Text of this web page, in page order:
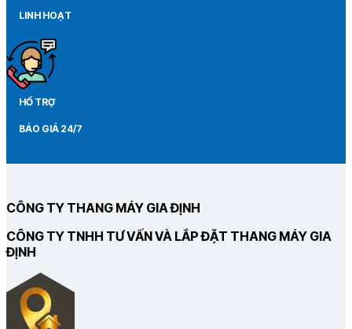
LINH HOẠT
HỔ TRỢ
BÁO GIÁ 24/7
CÔNG TY THANG MÁY GIA ĐỊNH
CÔNG TY TNHH TƯ VẤN VÀ LẮP ĐẶT THANG MÁY GIA
ĐỊNH